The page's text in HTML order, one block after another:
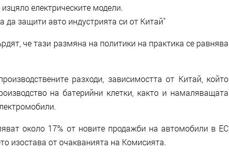
електрическите модели.
да защити авто индустрията си от Китай''
че тази размяна на политики на практика се равнява
разходи, зависимостта от Китай, който
на батерийни клетки, както и намаляващата
около 17% от новите продажби на автомобили в ЕС
изостава от очакванията на Комисията.